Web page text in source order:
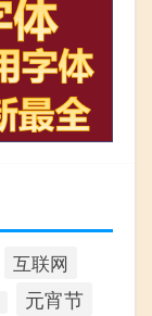
互联网
元宵节